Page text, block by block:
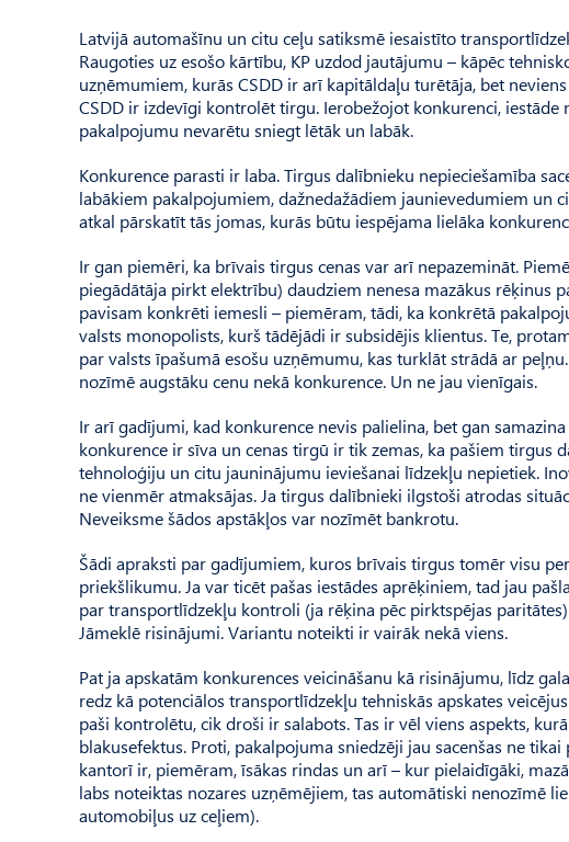
Latvijā automašīnu un citu ceļu satiksmē iesaistīto
Raugoties uz esošo kārtību, KP uzdod jautājumu – kāpēc
uzņēmumiem, kurās CSDD ir arī kapitāldaļu turētāja, bet
CSDD ir izdevīgi kontrolēt tirgu. Ierobežojot konkurenci,
pakalpojumu nevarētu sniegt lētāk un labāk.
Konkurence parasti ir laba. Tirgus dalībnieku nepieciešamība
labākiem pakalpojumiem, dažnedažādiem jaunievedumiem un
atkal pārskatīt tās jomas, kurās būtu iespējama lielāka
Ir gan piemēri, ka brīvais tirgus cenas var arī nepazemināt.
piegādātāja pirkt elektrību) daudziem nenesa mazākus rēķinus
pavisam konkrēti iemesli – piemēram, tādi, ka konkrētā
valsts monopolists, kurš tādējādi ir subsidējis klientus. Te,
par valsts īpašumā esošu uzņēmumu, kas turklāt strādā ar
nozīmē augstāku cenu nekā konkurence. Un ne jau vienīgais.
Ir arī gadījumi, kad konkurence nevis palielina, bet gan
konkurence ir sīva un cenas tirgū ir tik zemas, ka pašiem
tehnoloģiju un citu jauninājumu ieviešanai līdzekļu nepietiek.
ne vienmēr atmaksājas. Ja tirgus dalībnieki ilgstoši atrodas
Neveiksme šādos apstākļos var nozīmēt bankrotu.
Šādi apraksti par gadījumiem, kuros brīvais tirgus tomēr visu
priekšlikumu. Ja var ticēt pašas iestādes aprēķiniem, tad jau
par transportlīdzekļu kontroli (ja rēķina pēc pirktspējas
Jāmeklē risinājumi. Variantu noteikti ir vairāk nekā viens.
Pat ja apskatām konkurences veicināšanu kā risinājumu, līdz
redz kā potenciālos transportlīdzekļu tehniskās apskates
paši kontrolētu, cik droši ir salabots. Tas ir vēl viens aspekts,
blakusefektus. Proti, pakalpojuma sniedzēji jau sacenšas ne
kantorī ir, piemēram, īsākas rindas un arī – kur pielaidīgāki,
labs noteiktas nozares uzņēmējiem, tas automātiski nenozīmē
automobiļus uz ceļiem).